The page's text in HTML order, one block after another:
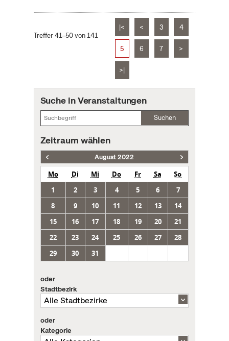
Treffer 41–50 von 141
|< < 3 4
5 6 7 >
>|
Suche in Veranstaltungen
Suchen
Zeitraum wählen
August 2022
Mo Di Mi Do Fr Sa
So
1
2 3 4 5 6
7
8
9 10 11 12 13
14
15
16 17 18 19 20
21
22
23 24 25 26 27
28
29
30 31
oder
Stadtbezirk
oder
Kategorie